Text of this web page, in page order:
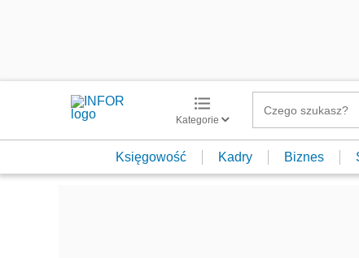
Kategorie
Księgowość Kadry Biznes